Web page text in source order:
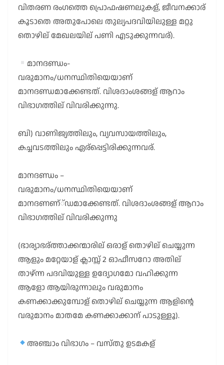
വിതരണ രംഗത്തെ പ്രൊഫഷണലുകള്, ജീവനക്കാര്
കൂടാതെ അതുപോലെ തുല്യപദവിയിലുള്ള മറ്റു
തൊഴില് മേഖലയില് പണി എടുക്കുന്നവര്).
മാനദണ്ഡം-
വരുമാനം/ധനസ്ഥിതിയെയാണ്
മാനദണ്ഡമാക്കേണ്ടത്. വിശദാംശങ്ങള് ആറാം
വിഭാഗത്തില് വിവരിക്കുന്നു.
ബി) വാണിജ്യത്തിലും, വ്യവസായത്തിലും,
കച്ചവടത്തിലും ഏര്പ്പെട്ടിരിക്കുന്നവര്.
മാനദണ്ഡം –
വരുമാനം/ധനസ്ഥിതിയെയാണ്
മാനദണണ്്ഡമാക്കേണ്ടത്. വിശദാംശങ്ങള് ആറാം
വിഭാഗത്തില് വിവരിക്കുന്നു
(ഭാര്യാഭര്ത്താക്കന്മാരില് ഒരാള് തൊഴില് ചെയ്യുന്ന
ആളും മറ്റേയാള് ക്ലാസ്സ് 2 ഓഫീസറോ അതില്
താഴ്ന്ന പദവിയുള്ള ഉദ്യോഗമോ വഹിക്കുന്ന
ആളോ ആയിരുന്നാലും വരുമാനം
കണക്കാക്കുമ്പോള് തൊഴില് ചെയ്യുന്ന ആളിന്റെ
വരുമാനം മാതമേ കണക്കാക്കാന് പാടുള്ളൂ).
അഞ്ചാം വിഭാഗം – വസ്തു ഉടമകള്